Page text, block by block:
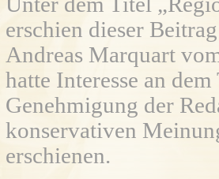
erschien dieser
Andreas Marquart
hatte Interesse an
Genehmigung der
konservativen
erschienen.